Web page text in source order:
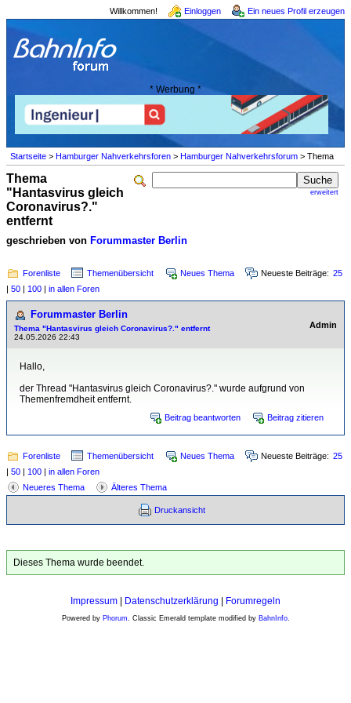
Willkommen! Einloggen Ein neues Profil erzeugen
* Werbung *
Startseite > Hamburger Nahverkehrsforen > Hamburger Nahverkehrsforum > Thema
erweitert
Thema
"Hantasvirus gleich
Coronavirus?."
entfernt
geschrieben von Forummaster Berlin
Forenliste Themenübersicht Neues Thema Neueste Beiträge: 25
| 50 | 100 | in allen Foren
Forummaster Berlin
Thema "Hantasvirus gleich Coronavirus?." entfernt
24.05.2026 22:43
Admin
Hallo,
der Thread "Hantasvirus gleich Coronavirus?." wurde aufgrund von
Themenfremdheit entfernt.
Beitrag beantworten Beitrag zitieren
Forenliste Themenübersicht Neues Thema Neueste Beiträge: 25
| 50 | 100 | in allen Foren
Neueres Thema
Älteres Thema
Druckansicht
Dieses Thema wurde beendet.
Impressum Datenschutzerklärung Forumregeln
Powered by Phorum. Classic Emerald template modified by BahnInfo.